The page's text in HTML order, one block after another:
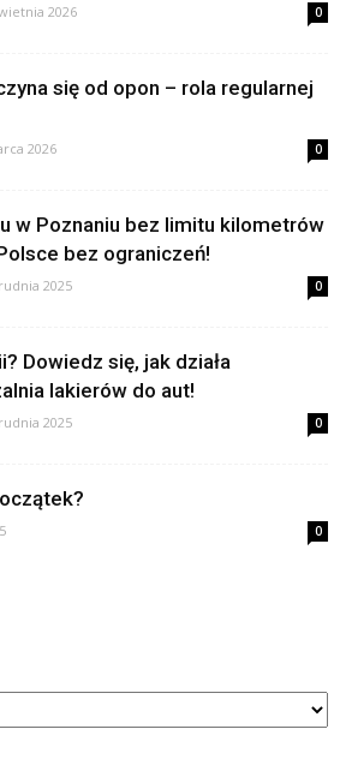
2026 0
się od opon – rola regularnej
2026 0
w Poznaniu bez limitu kilometrów
bez ograniczeń!
2025 0
Dowiedz się, jak działa
lakierów do aut!
2025 0
0